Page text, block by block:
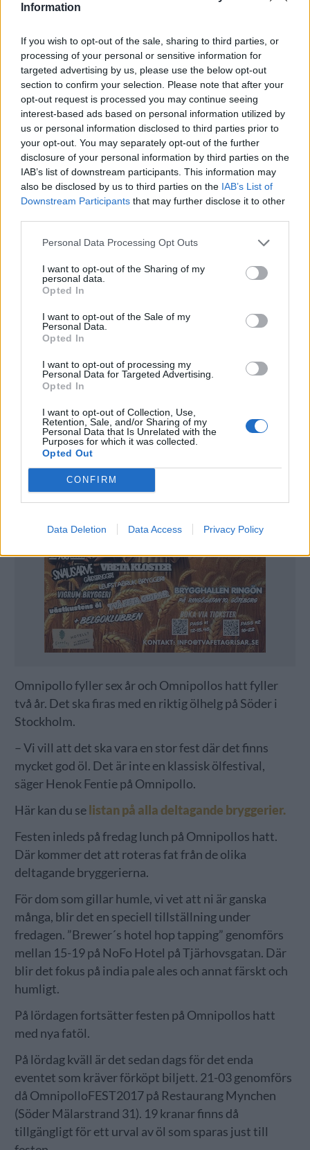
Information
If you wish to opt-out of the sale, sharing to third parties, or
processing of your personal or sensitive information for
targeted advertising by us, please use the below opt-out
section to confirm your selection. Please note that after your
opt-out request is processed you may continue seeing
interest-based ads based on personal information utilized by
us or personal information disclosed to third parties prior to
your opt-out. You may separately opt-out of the further
disclosure of your personal information by third parties on the
IAB’s list of downstream participants. This information may
also be disclosed by us to third parties on the IAB’s List of
Downstream Participants that may further disclose it to other
Personal Data Processing Opt Outs
I want to opt-out of the Sharing of my
personal data.
Opted In
I want to opt-out of the Sale of my
Personal Data.
Opted In
I want to opt-out of processing my
Personal Data for Targeted Advertising.
Opted In
I want to opt-out of Collection, Use,
Retention, Sale, and/or Sharing of my
Personal Data that Is Unrelated with the
Purposes for which it was collected.
Opted Out
CONFIRM
Data Deletion Data Access Privacy Policy
Omnipollo
Publicerat 2017-04-05
FESTIVALER & MÄSSOR
Henok Fentie och Omnipollo firar ordentligt i helgen.
Foto:
Ronny Karlsson.
På fredag inleds Omnipollos stora ölfest i
från några av världens mest uppskattade
bryggerier.
Omnipollo fyller sex år och Omnipollos hatt fyller
två år. Det ska firas med en riktig ölhelg på Söder i
Stockholm.
– Vi vill att det ska vara en stor fest där det finns
mycket god öl. Det är inte en klassisk ölfestival,
säger Henok Fentie på Omnipollo.
Här kan du selistan på alla deltagande bryggerier.
Festen inleds på fredag lunch på Omnipollos hatt.
Där kommer det att roteras fat från de olika
deltagande bryggerierna.
För dom som gillar humle, vi vet att ni är ganska
många, blir det en speciell tillställning under
fredagen. ”Brewer´s hotel hop tapping” genomförs
mellan 15-19 på NoFo Hotel på Tjärhovsgatan. Där
blir det fokus på india pale ales och annat färskt och
humligt.
På lördagen fortsätter festen på Omnipollos hatt
med nya fatöl.
På lördag kväll är det sedan dags för det enda
eventet som kräver förköpt biljett. 21-03 genomförs
då OmnipolloFEST2017 på Restaurang Mynchen
(Söder Mälarstrand 31). 19 kranar finns då
tillgängligt för ett urval av öl som sparas just till